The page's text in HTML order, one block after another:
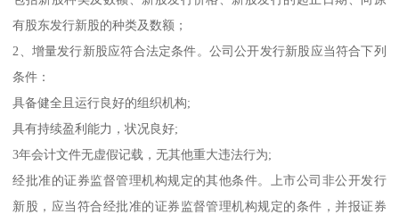
有股东发行新股的种类及数额；
2、增量发行新股应符合法定条件。公司公开发行新股应当符合下列
条件：
具备健全且运行良好的组织机构;
具有持续盈利能力，状况良好;
3年会计文件无虚假记载，无其他重大违法行为;
经批准的证券监督管理机构规定的其他条件。上市公司非公开发行
新股，应当符合经批准的证券监督管理机构规定的条件，并报证券